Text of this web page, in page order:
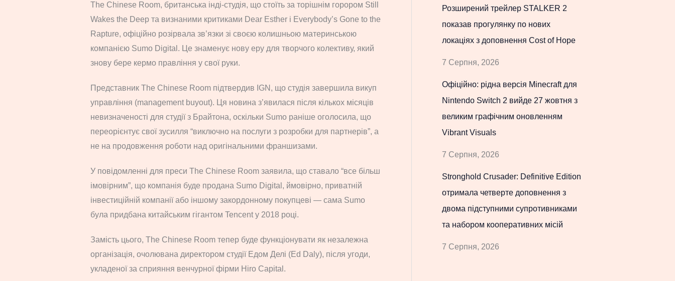
The Chinese Room, британська інді-студія, що стоїть за торішнім горором Still
Wakes the Deep та визнаними критиками Dear Esther і Everybody’s Gone to the
Rapture, офіційно розірвала зв’язки зі своєю колишньою материнською
компанією Sumo Digital. Це знаменує нову еру для творчого колективу, який
знову бере кермо правління у свої руки.
Представник The Chinese Room підтвердив IGN, що студія завершила викуп
управління (management buyout). Ця новина з’явилася після кількох місяців
невизначеності для студії з Брайтона, оскільки Sumo раніше оголосила, що
переорієнтує свої зусилля “виключно на послуги з розробки для партнерів”, а
не на продовження роботи над оригінальними франшизами.
У повідомленні для преси The Chinese Room заявила, що ставало “все більш
імовірним”, що компанія буде продана Sumo Digital, ймовірно, приватній
інвестиційній компанії або іншому закордонному покупцеві — сама Sumo
була придбана китайським гігантом Tencent у 2018 році.
Замість цього, The Chinese Room тепер буде функціонувати як незалежна
організація, очолювана директором студії Едом Делі (Ed Daly), після угоди,
укладеної за сприяння венчурної фірми Hiro Capital.
Розширений трейлер STALKER 2
показав прогулянку по нових
локаціях з доповнення Cost of Hope
7 Серпня, 2026
Офіційно: рідна версія Minecraft для
Nintendo Switch 2 вийде 27 жовтня з
великим графічним оновленням
Vibrant Visuals
7 Серпня, 2026
Stronghold Crusader: Definitive Edition
отримала четверте доповнення з
двома підступними супротивниками
та набором кооперативних місій
7 Серпня, 2026